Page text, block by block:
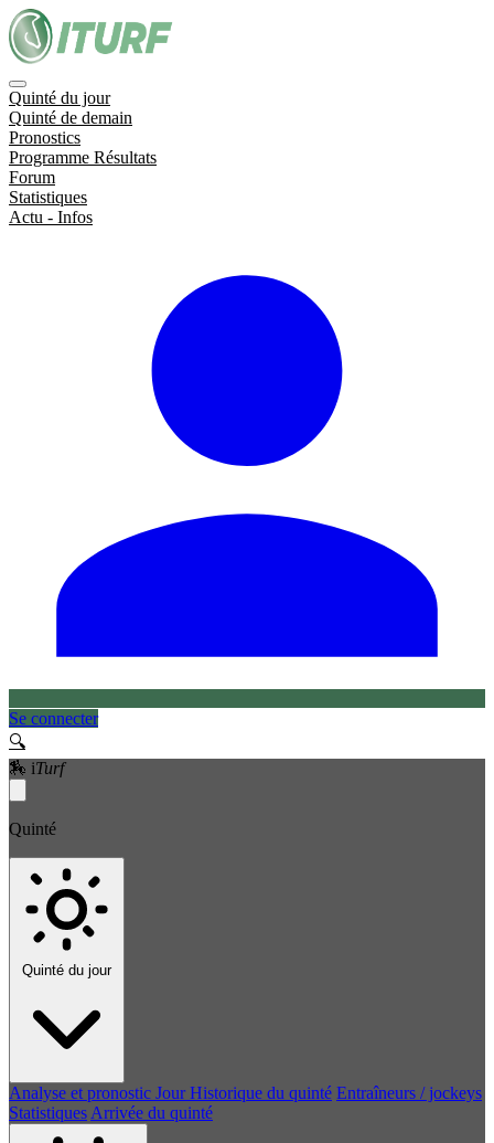
Quinté du jour
Quinté de demain
Pronostics
Programme Résultats
Forum
Statistiques
Actu - Infos
Se connecter
🔍
🏇 iTurf
Quinté
Quinté du jour
Analyse et pronostic Jour Historique du quinté Entraîneurs / jockeys
Statistiques Arrivée du quinté